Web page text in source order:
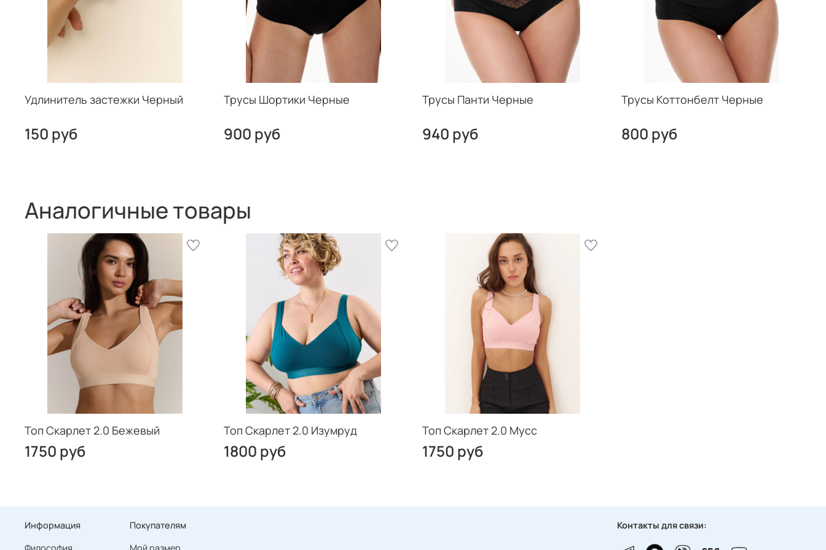
Удлинитель застежки Черный
150 руб
Трусы Шортики Черные
900 руб
Трусы Панти Черные
940 руб
Трусы Коттонбелт Черные
800 руб
Аналогичные товары
Топ Скарлет 2.0 Бежевый
1750 руб
Топ Скарлет 2.0 Изумруд
1800 руб
Топ Скарлет 2.0 Мусс
1750 руб
Информация
Покупателям
Контакты для связи: